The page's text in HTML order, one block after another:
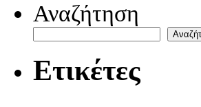
Αναζήτηση
Ετικέτες